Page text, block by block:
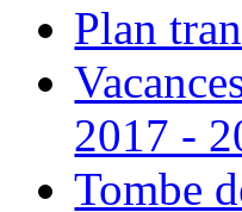
Plan
2017 -
Tombe